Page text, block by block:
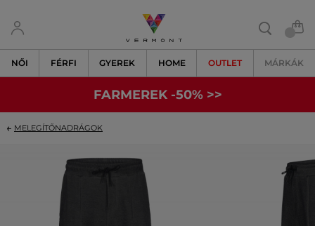
NŐI FÉRFI GYEREK HOME OUTLET MÁRKÁK
FARMEREK -50% >>
MELEGÍTŐNADRÁGOK